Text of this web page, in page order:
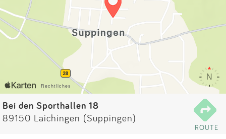
Partner
Kontakt
Impressum
Anmelden
Bei den Sporthallen 18
89150 Laichingen (Suppingen)
ROUTE